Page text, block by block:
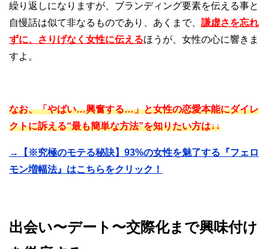
繰り返しになりますが、ブランディング要素を伝える事と
自慢話は似て非なるものであり、 あくまで、 謙虚さを忘れ
ずに、さりげなく女性に伝えるほうが、女性の心に響きま
すよ。
なお、「やばい…興奮する…」と女性の恋愛本能にダイレ
クトに訴える“最も簡単な方法”を知りたい方は↓↓
→【※究極のモテる秘訣】93%の女性を魅了する『フェロ
モン増幅法』はこちらをクリック！
出会い〜デート〜交際化まで興味付け